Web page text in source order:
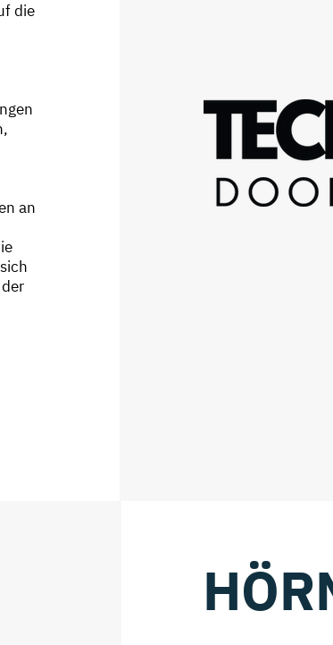
die
an